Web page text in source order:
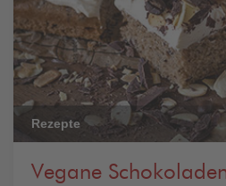
Rezepte
Vegane